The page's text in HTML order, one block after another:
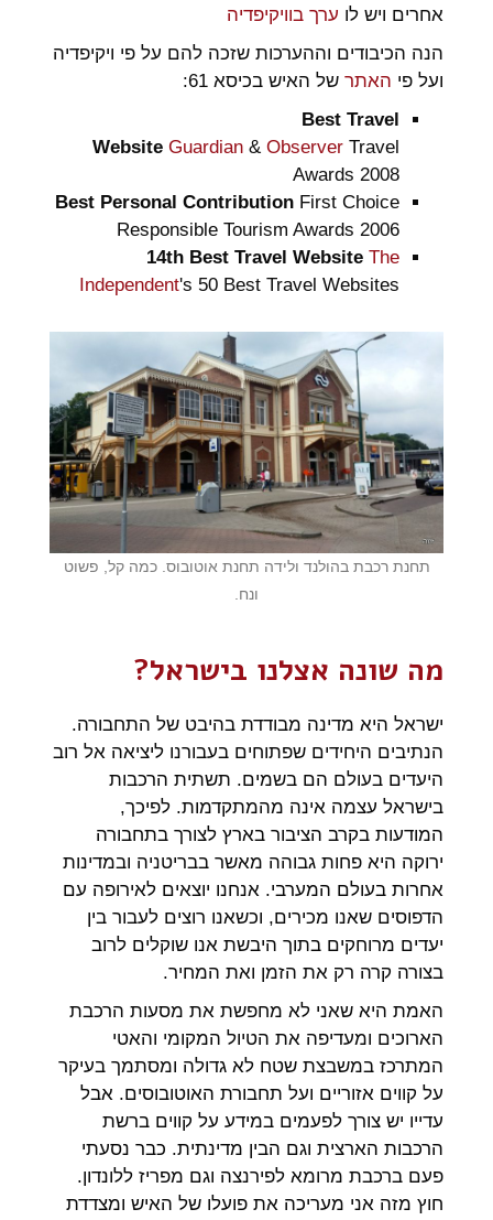
אחרים ויש לו ערך בוויקיפדיה
הנה הכיבודים וההערכות שזכה להם על פי ויקיפדיה
ועל פי האתר של האיש בכיסא 61:
Best Travel
Website Guardian & Observer Travel
Awards 2008
Best Personal Contribution First Choice
Responsible Tourism Awards 2006
14th Best Travel Website The
Independent's 50 Best Travel Websites
תחנת רכבת בהולנד ולידה תחנת אוטובוס. כמה קל, פשוט
ונח.
מה שונה אצלנו בישראל?
ישראל היא מדינה מבודדת בהיבט של התחבורה.
הנתיבים היחידים שפתוחים בעבורנו ליציאה אל רוב
היעדים בעולם הם בשמים. תשתית הרכבות
בישראל עצמה אינה מהמתקדמות. לפיכך,
המודעות בקרב הציבור בארץ לצורך בתחבורה
ירוקה היא פחות גבוהה מאשר בבריטניה ובמדינות
אחרות בעולם המערבי. אנחנו יוצאים לאירופה עם
הדפוסים שאנו מכירים, וכשאנו רוצים לעבור בין
יעדים מרוחקים בתוך היבשת אנו שוקלים לרוב
בצורה קרה רק את הזמן ואת המחיר.
האמת היא שאני לא מחפשת את מסעות הרכבת
הארוכים ומעדיפה את הטיול המקומי והאטי
המתרכז במשבצת שטח לא גדולה ומסתמך בעיקר
על קווים אזוריים ועל תחבורת האוטובוסים. אבל
עדייו יש צורך לפעמים במידע על קווים ברשת
הרכבות הארצית וגם הבין מדינתית. כבר נסעתי
פעם ברכבת מרומא לפירנצה וגם מפריז ללונדון.
חוץ מזה אני מעריכה את פועלו של האיש ומצדדת